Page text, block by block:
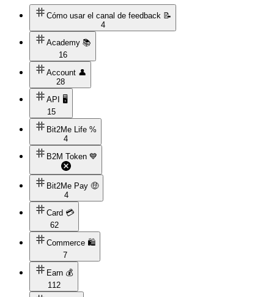
Cómo usar el canal de feedback 📝
4
Academy 📚
16
Account 👤
28
API 🖥️
15
Bit2Me Life %
4
B2M Token 💙
Bit2Me Pay 🤑
4
Card 💳
62
Commerce 🛍️
7
Earn 💰
112